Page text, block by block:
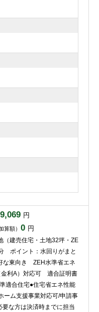
円
算額） 0 円
（建売住宅・土地32坪・ZE
ポイント：水回りがまと
な東向き ZEH水準省エネ
利A）対応可 適合証明書
適合住宅●住宅省エネ性能
ム支援事業対応可/申請事
な方は決済時までに担当